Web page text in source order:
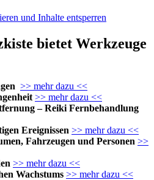
und Inhalte entsperren
bietet Werkzeuge
>> mehr dazu <<
>> mehr dazu <<
– Reiki Fernbehandlung
Ereignissen >> mehr dazu <<
Fahrzeugen und Personen >>
>> mehr dazu <<
Wachstums >> mehr dazu <<